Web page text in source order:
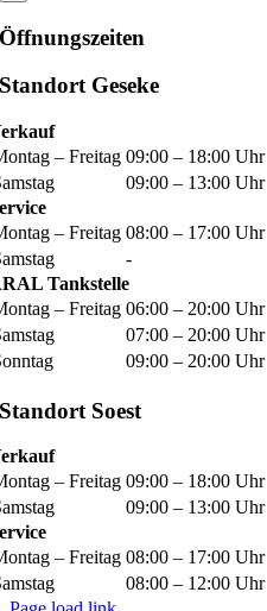
Öffnungszeiten
Standort Geseke
– Freitag 09:00 – 18:00 Uhr
09:00 – 13:00 Uhr
– Freitag 08:00 – 17:00 Uhr
-
Tankstelle
– Freitag 06:00 – 20:00 Uhr
07:00 – 20:00 Uhr
09:00 – 20:00 Uhr
Standort Soest
– Freitag 09:00 – 18:00 Uhr
09:00 – 13:00 Uhr
– Freitag 08:00 – 17:00 Uhr
08:00 – 12:00 Uhr